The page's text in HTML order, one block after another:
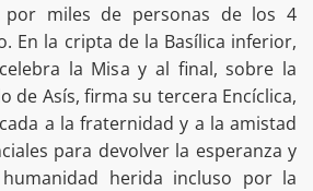
por miles de personas de los 4
En la cripta de la Basílica inferior,
la Misa y al final, sobre la
de Asís, firma su tercera Encíclica,
a la fraternidad y a la amistad
para devolver la esperanza y
herida incluso por la